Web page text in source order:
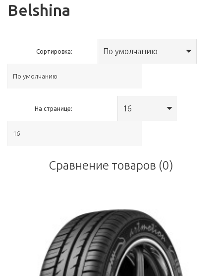
Belshina
Сортировка: По умолчанию
На странице: 16
Сравнение товаров (0)